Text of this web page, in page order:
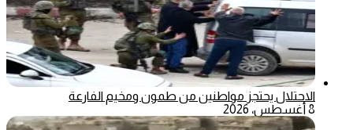
الاحتلال يحتجز مواطنين من طمون ومخيم الفارعة
8 أغسطس، 2026